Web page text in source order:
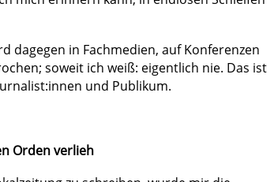
dagegen in Fachmedien, auf Konferenzen
soweit ich weiß: eigentlich nie. Das ist
und Publikum.
Orden verlieh